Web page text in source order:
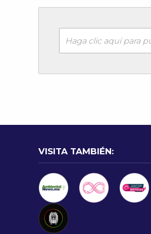
Haga clic aquí para
VISITA TAMBIÉN: